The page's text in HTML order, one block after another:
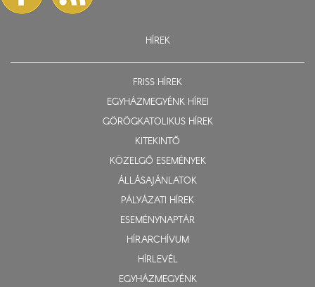
HÍREK
FRISS HÍREK
EGYHÁZMEGYÉNK HÍREI
GÖRÖGKATOLIKUS HÍREK
KITEKINTŐ
KÖZELGŐ ESEMÉNYEK
ÁLLÁSAJÁNLATOK
PÁLYÁZATI HÍREK
ESEMÉNYNAPTÁR
HÍRARCHÍVUM
HÍRLEVÉL
EGYHÁZMEGYÉNK